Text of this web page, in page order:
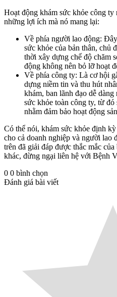
Hoạt động khám sức khỏe công
những lợi ích mà nó mang lại:
Về phía người lao động:
sức khỏe của bản thân, chủ
thời xây dựng chế độ chăm
động không nên bỏ lỡ hoạt
Về phía công ty: Là cơ hội
dựng niềm tin và thu hút
khám, ban lãnh đạo dễ
sức khỏe toàn công ty, từ
nhằm đảm bảo hoạt động
Có thể nói, khám sức khỏe định
cho cả doanh nghiệp và người lao
trên đã giải đáp được thắc mắc
khác, đừng ngại liên hệ với Bệnh
0 0 bình chọn
Đánh giá bài viết